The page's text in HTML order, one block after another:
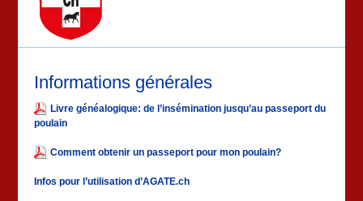
Informations générales
Livre généalogique: de l’insémination jusqu’au passeport du
poulain
Comment obtenir un passeport pour mon poulain?
Infos pour l’utilisation d’AGATE.ch